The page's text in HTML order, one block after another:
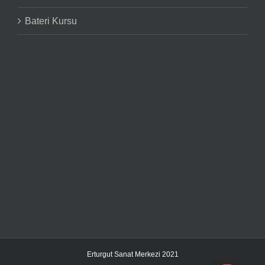
Bateri Kursu
Erturgut Sanat Merkezi 2021